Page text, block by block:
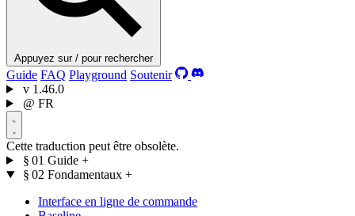
Appuyez sur / pour rechercher
Guide FAQ Playground Soutenir
v 1.46.0
@ FR
Cette traduction peut être obsolète.
§ 01 Guide +
§ 02 Fondamentaux +
Interface en ligne de commande